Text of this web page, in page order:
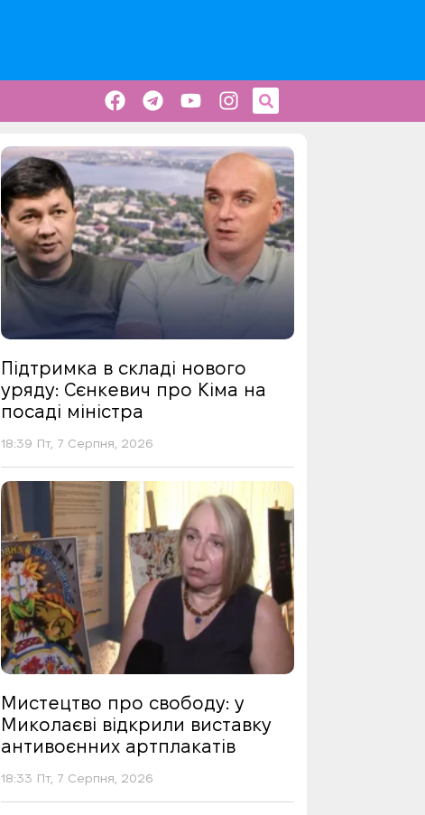
Підтримка в складі нового
уряду: Сєнкевич про Кіма на
посаді міністра
18:39 Пт, 7 Серпня, 2026
Мистецтво про свободу: у
Миколаєві відкрили виставку
антивоєнних артплакатів
18:33 Пт, 7 Серпня, 2026